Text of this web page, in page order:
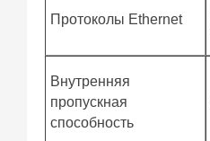
Протоколы Ethernet
Внутренняя
пропускная
способность